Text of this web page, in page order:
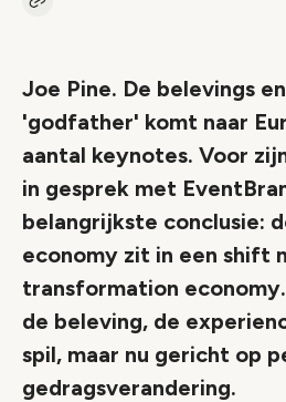
Kopieer link naar artikel
Joe Pine. De belevings
'godfather' komt naar
aantal keynotes. Voor
in gesprek met
belangrijkste conclusie:
economy zit in een shift
transformation
de beleving, de
spil, maar nu gericht op
gedragsverandering.